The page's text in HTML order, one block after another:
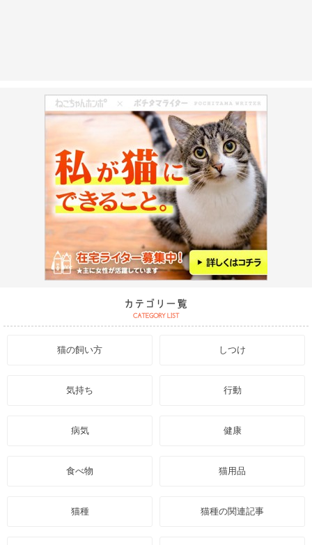
猫の飼い方 しつけ
気持ち 行動
病気 健康
食べ物 猫用品
猫種 猫種の関連記事